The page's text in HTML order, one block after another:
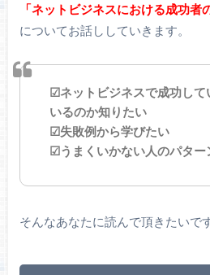
「ネットビジネスにおける成功者
についてお話ししていきます。
☑ネットビジネスで成功して
いるのか知りたい
☑失敗例から学びたい
☑うまくいかない人のパター
そんなあなたに読んで頂きたいです